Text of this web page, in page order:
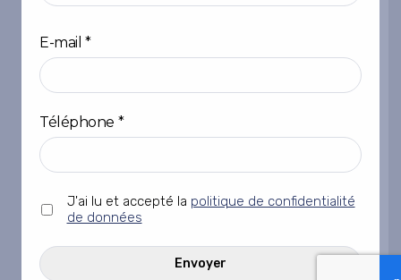
E-mail *
Téléphone *
Sans
titre
J'ai lu et accepté la politique de confidentialité
de données
CAPTCHA